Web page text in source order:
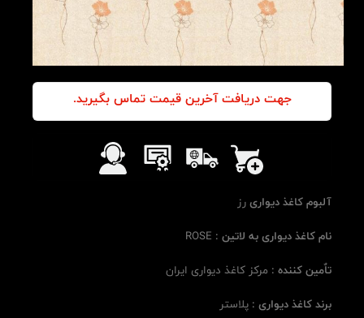
جهت دریافت آخرین قیمت تماس بگیرید.
آلبوم کاغذ دیواریرز
نام کاغذ دیواری به لاتین :
تاٌمین کننده : مرکز کاغذ دیواری ایران
برند کاغذ دیواری : پلاستر